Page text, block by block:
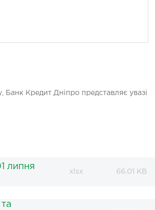
Банк Кредит Дніпро представляє увазі
липня
xlsx 66.01 KB